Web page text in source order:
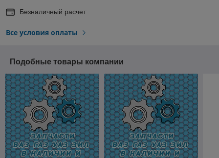
Безналичный расчет
Все условия оплаты
Подобные товары компании